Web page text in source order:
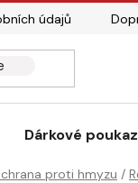
údajů
Dárkové
proti hmyzu /